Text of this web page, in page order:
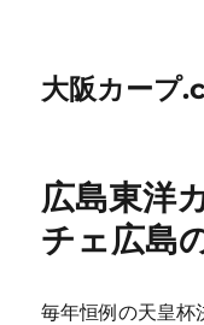
大阪カープ
広島東洋
チェ広島
毎年恒例の天皇杯